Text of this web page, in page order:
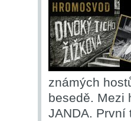
známých
besedě. Mezi
JANDA. První